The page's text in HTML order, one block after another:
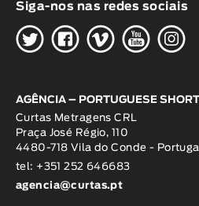
Siga-nos nas redes sociais
HGWOK
AGÊNCIA – PORTUGUESE
Curtas Metragens CRL
Praça José Régio, 110
4480-718 Vila do Conde -
tel: +351 252 646683
agencia@curtas.pt